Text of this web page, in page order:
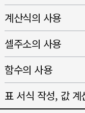
계산식의 사용
셀주소의 사용
함수의 사용
표 서식 작성, 값 계